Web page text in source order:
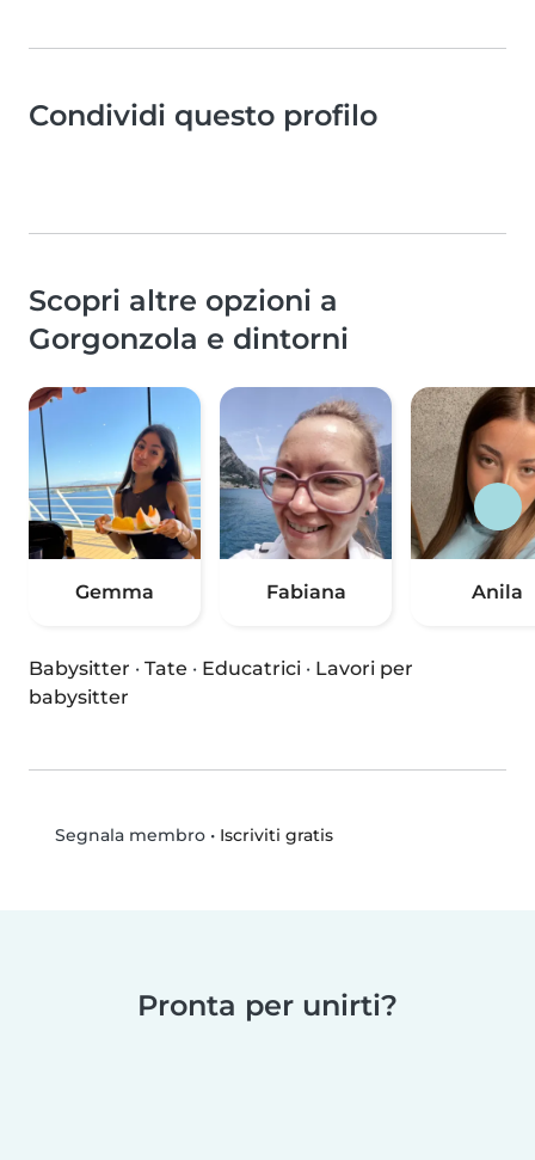
Condividi questo profilo
Scopri altre opzioni a
Gorgonzola e dintorni
Gemma Fabiana Anila
Babysitter · Tate · Educatrici · Lavori per
babysitter
Segnala membro• Iscriviti gratis
Pronta per unirti?